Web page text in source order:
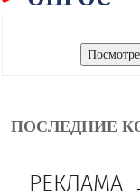
ПОСЛЕДНИЕ
РЕКЛАМА